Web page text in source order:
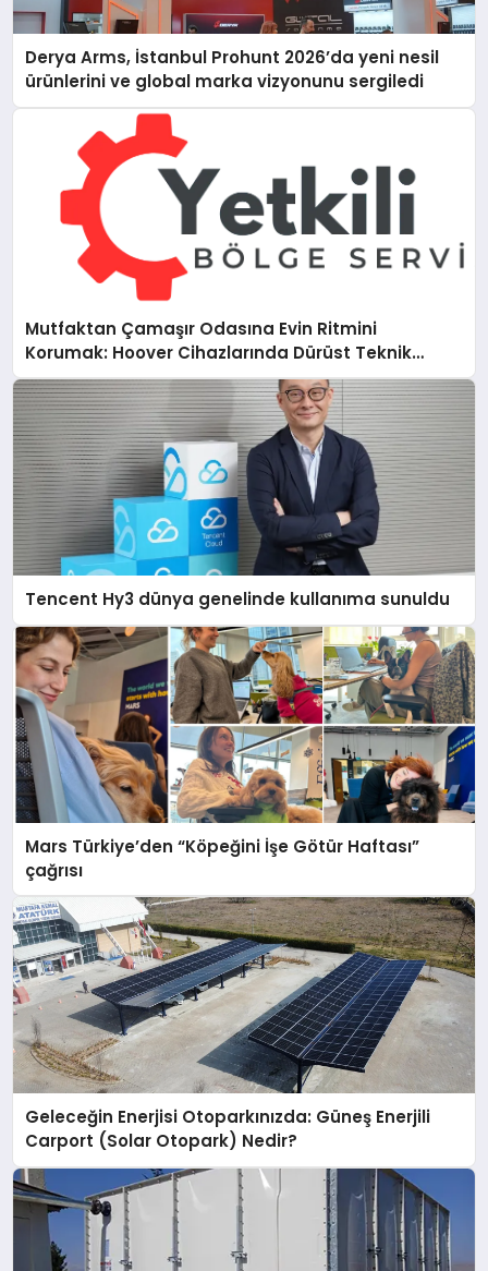
Derya Arms, İstanbul Prohunt 2026’da yeni nesil
ürünlerini ve global marka vizyonunu sergiledi
Mutfaktan Çamaşır Odasına Evin Ritmini
Korumak: Hoover Cihazlarında Dürüst Teknik
Destek Deneyimi
Tencent Hy3 dünya genelinde kullanıma sunuldu
Mars Türkiye’den “Köpeğini İşe Götür Haftası”
çağrısı
Geleceğin Enerjisi Otoparkınızda: Güneş Enerjili
Carport (Solar Otopark) Nedir?